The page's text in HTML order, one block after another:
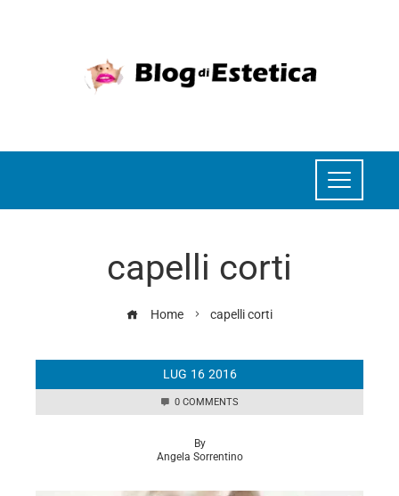
capelli corti
Home capelli corti
LUG 16 2016
0 COMMENTS
By
Angela Sorrentino